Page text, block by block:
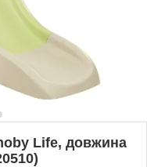
Life, довжина